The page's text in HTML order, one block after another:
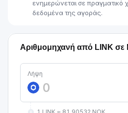
ενημερώνεται σε πραγματικό
δεδομένα της αγοράς.
Αριθμομηχανή από LINK σε
Λήψη